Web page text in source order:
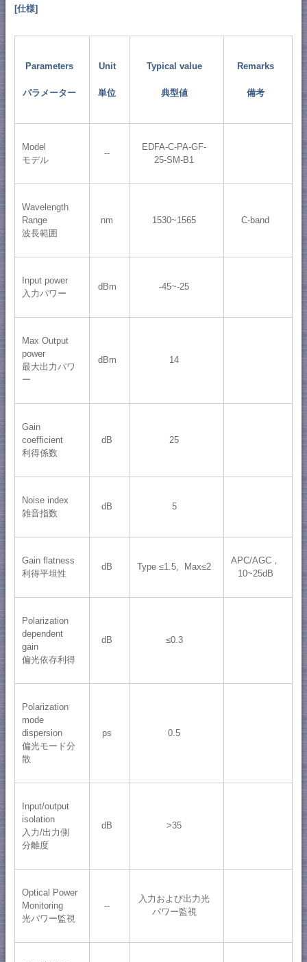
[仕様]
Parameters
パラメーター
Unit
単位
Typical value
典型値
Remarks
備考
Model
モデル
--
EDFA-C-PA-GF-
25-SM-B1
Wavelength
Range
波長範囲
nm 1530~1565 C-band
Input power
入力パワー
dBm -45~-25
Max Output
power
最大出力パワ
ー
dBm 14
Gain
coefficient
利得係数
dB 25
Noise index
雑音指数
dB 5
Gain flatness
利得平坦性
dB Type ≤1.5, Max≤2
APC/AGC，
10~25dB
Polarization
dependent
gain
偏光依存利得
dB ≤0.3
Polarization
mode
dispersion
偏光モード分
散
ps 0.5
Input/output
isolation
入力/出力側
分離度
dB >35
Optical Power
Monitoring
光パワー監視
--
入力および出力光
パワー監視